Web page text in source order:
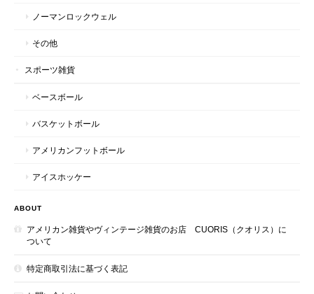
ノーマンロックウェル
その他
スポーツ雑貨
ベースボール
バスケットボール
アメリカンフットボール
アイスホッケー
ABOUT
アメリカン雑貨やヴィンテージ雑貨のお店 CUORIS（クオリス）に
ついて
特定商取引法に基づく表記